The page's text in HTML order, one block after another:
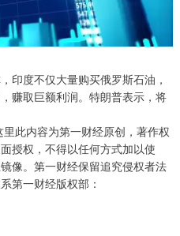
印度不仅大量购买俄罗斯石油，
赚取巨额利润。特朗普表示，将
此内容为第一财经原创，著作权
授权，不得以任何方式加以使
像。第一财经保留追究侵权者法
第一财经版权部：